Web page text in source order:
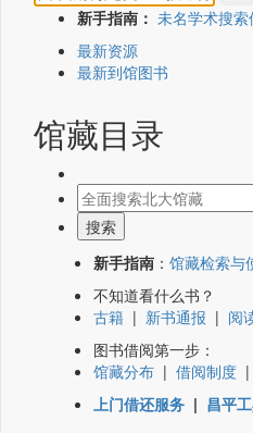
新手指南： 未名学术搜
最新资源
最新到馆图书
馆藏目录
新手指南 ： 馆藏检索与
不知道看什么书？
古籍 | 新书通报 | 阅
图书借阅第一步：
馆藏分布 | 借阅制度 |
上门借还服务 | 昌平